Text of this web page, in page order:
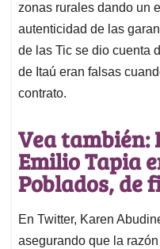
zonas rurales dando un
autenticidad de las
de las Tic se dio cuenta
de Itaú eran falsas
contrato.
Vea también:
Emilio Tapia
Poblados, de
En Twitter, Karen
asegurando que la